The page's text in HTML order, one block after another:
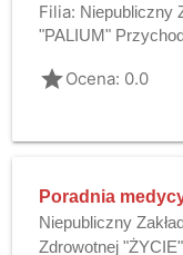
Filia: Niepubliczny
"PALIUM"
gradeOcena: 0.0
Poradnia
Niepubliczny
Zdrowotnej "ŻYCIE"